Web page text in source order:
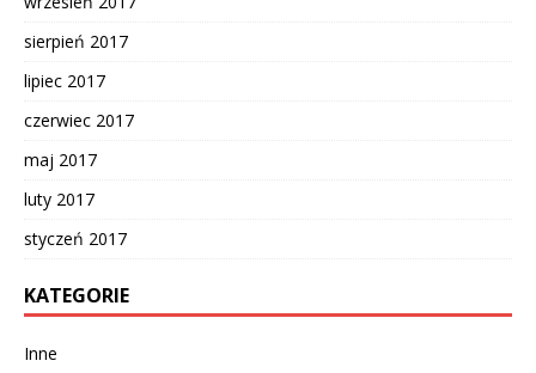
sierpień 2017
lipiec 2017
czerwiec 2017
maj 2017
luty 2017
styczeń 2017
KATEGORIE
Inne